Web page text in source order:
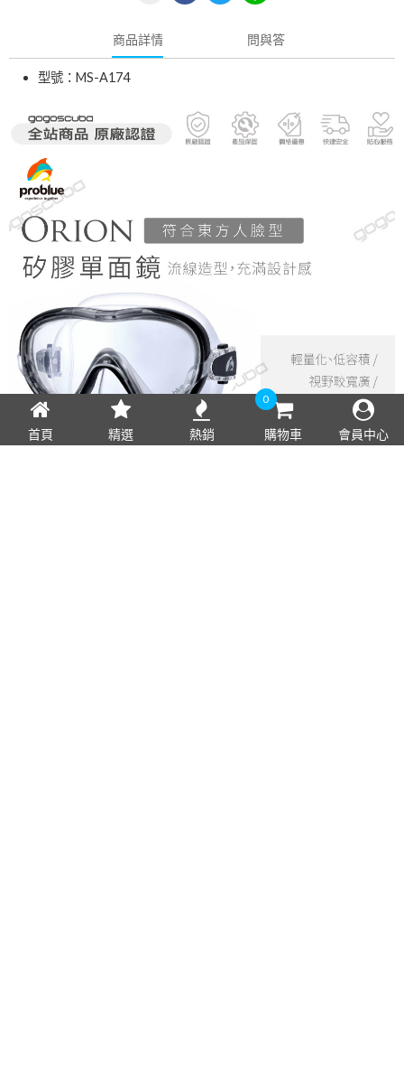
首頁 精選 熱銷
0
購物車 會員中心
商品詳情 問與答
型號：MS-A174